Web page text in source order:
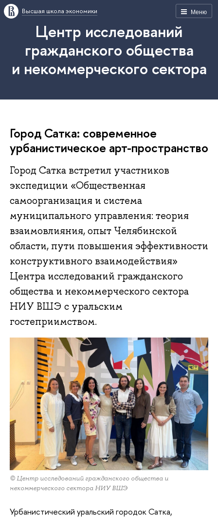
Меню
Высшая школа экономики
Центр исследований
гражданского общества
и некоммерческого сектора
Город Сатка: современное
урбанистическое арт-пространство
Город Сатка встретил участников
экспедиции «Общественная
самоорганизация и система
муниципального управления: теория
взаимовлияния, опыт Челябинской
области, пути повышения эффективности
конструктивного взаимодействия»
Центра исследований гражданского
общества и некоммерческого сектора
НИУ ВШЭ с уральским
гостеприимством.
© Центр исследований гражданского общества и
некоммерческого сектора НИУ ВШЭ
Урбанистический уральский городок Сатка,